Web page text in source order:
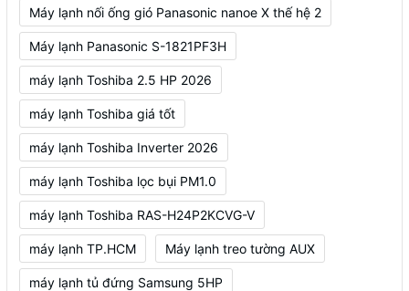
Máy lạnh nối ống gió Panasonic nanoe X thế hệ 2
Máy lạnh Panasonic S-1821PF3H
máy lạnh Toshiba 2.5 HP 2026
máy lạnh Toshiba giá tốt
máy lạnh Toshiba Inverter 2026
máy lạnh Toshiba lọc bụi PM1.0
máy lạnh Toshiba RAS-H24P2KCVG-V
máy lạnh TP.HCM Máy lạnh treo tường AUX
máy lạnh tủ đứng Samsung 5HP